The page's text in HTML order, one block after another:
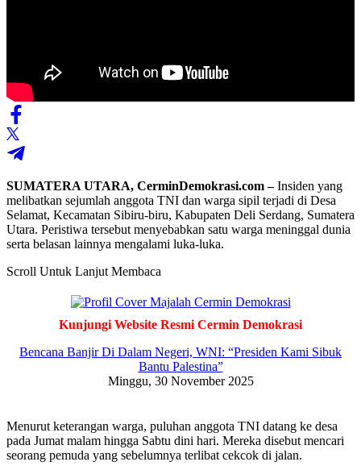
SUMATERA UTARA, CerminDemokrasi.com –Insiden yang
melibatkan sejumlah anggota TNI dan warga sipil terjadi di Desa
Selamat, Kecamatan Sibiru-biru, Kabupaten Deli Serdang, Sumatera
Utara. Peristiwa tersebut menyebabkan satu warga meninggal dunia
serta belasan lainnya mengalami luka-luka.
Scroll Untuk Lanjut Membaca
Kunjungi Website Resmi Cermin Demokrasi
Bencana Banjir Di Dalam Negeri, WNI: “Presiden Kami Sibuk
Bantu Palestina”
Minggu, 30 November 2025
Menurut keterangan warga, puluhan anggota TNI datang ke desa
pada Jumat malam hingga Sabtu dini hari. Mereka disebut mencari
seorang pemuda yang sebelumnya terlibat cekcok di jalan.